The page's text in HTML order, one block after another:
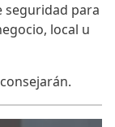
seguridad para
local u